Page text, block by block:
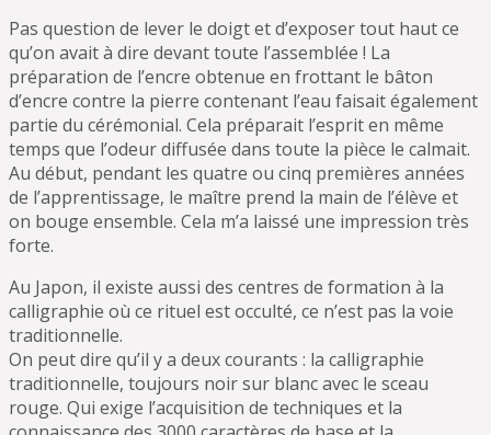
Pas question de lever le doigt et d’exposer tout haut ce
qu’on avait à dire devant toute l’assemblée ! La
préparation de l’encre obtenue en frottant le bâton
d’encre contre la pierre contenant l’eau faisait également
partie du cérémonial. Cela préparait l’esprit en même
temps que l’odeur diffusée dans toute la pièce le calmait.
Au début, pendant les quatre ou cinq premières années
de l’apprentissage, le maître prend la main de l’élève et
on bouge ensemble. Cela m’a laissé une impression très
forte.
Au Japon, il existe aussi des centres de formation à la
calligraphie où ce rituel est occulté, ce n’est pas la voie
traditionnelle.
On peut dire qu’il y a deux courants : la calligraphie
traditionnelle, toujours noir sur blanc avec le sceau
rouge. Qui exige l’acquisition de techniques et la